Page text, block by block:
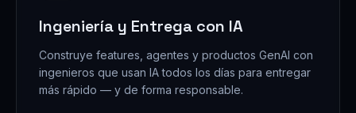
Ingeniería y Entrega con IA
Construye features, agentes y productos GenAI con
ingenieros que usan IA todos los días para entregar
más rápido — y de forma responsable.